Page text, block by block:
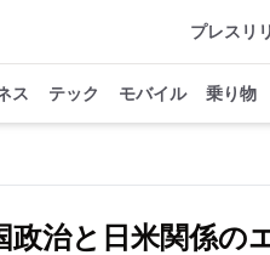
プレスリ
ス テック モバイル 乗り物
政治と日米関係の